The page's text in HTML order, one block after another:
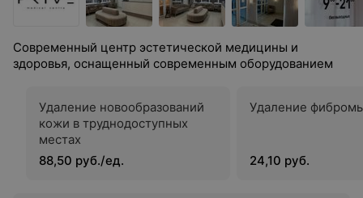
Современный центр эстетической медицины и
здоровья, оснащенный современным оборудованием
Удаление новообразований
кожи в труднодоступных
местах
88,50 руб./ед.
Удаление
24,10 руб.